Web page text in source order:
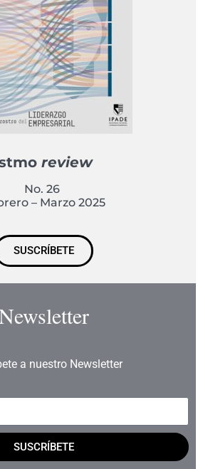
review
No. 26
– Marzo 2025
SUSCRÍBETE
a nuestro Newsletter
SUSCRÍBETE